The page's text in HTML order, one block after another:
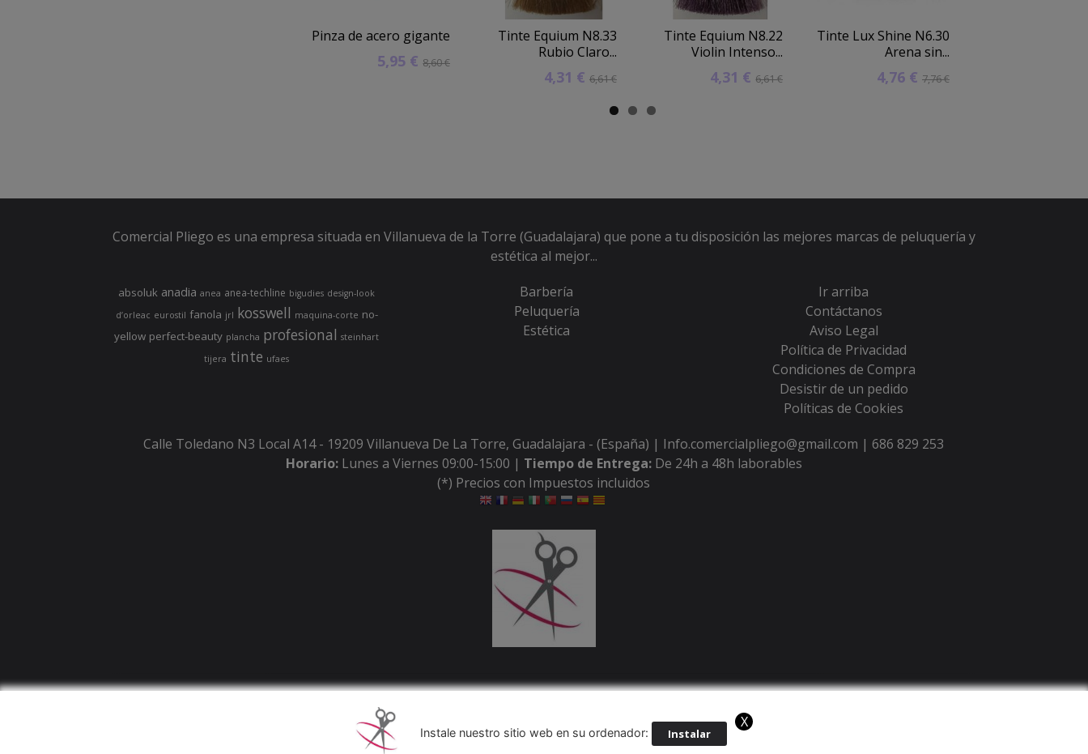
Pinza de acero gigante
5,95 €8,60 €
Tinte Equium N8.33
Rubio Claro...
4,31 € 6,61 €
Tinte Equium N8.22
Violin Intenso...
4,31 €6,61 €
Tinte Lux Shine N6.30
Arena sin...
4,76 € 7,76 €
Comercial Pliego es una empresa situada en Villanueva de la Torre (Guadalajara) que pone a tu disposición las mejores marcas de peluquería y
estética al mejor...
absoluk anadia anea anea-techline bigudies design-look
d’orleac eurostil fanola jrl kosswell maquina-corte no-
yellow perfect-beauty plancha profesional steinhart
tijera tinte ufaes
Barbería
Peluquería
Estética
Ir arriba
Contáctanos
Aviso Legal
Política de Privacidad
Condiciones de Compra
Desistir de un pedido
Políticas de Cookies
Calle Toledano N3 Local A14 - 19209 Villanueva De La Torre, Guadalajara - (España) | Info.comercialpliego@gmail.com |686 829 253
Horario: Lunes a Viernes 09:00-15:00 | Tiempo de Entrega: De 24h a 48h laborables
(*) Precios con Impuestos incluidos
Métodos de pago aceptados
Instale nuestro sitio web en su ordenador: Instalar
X